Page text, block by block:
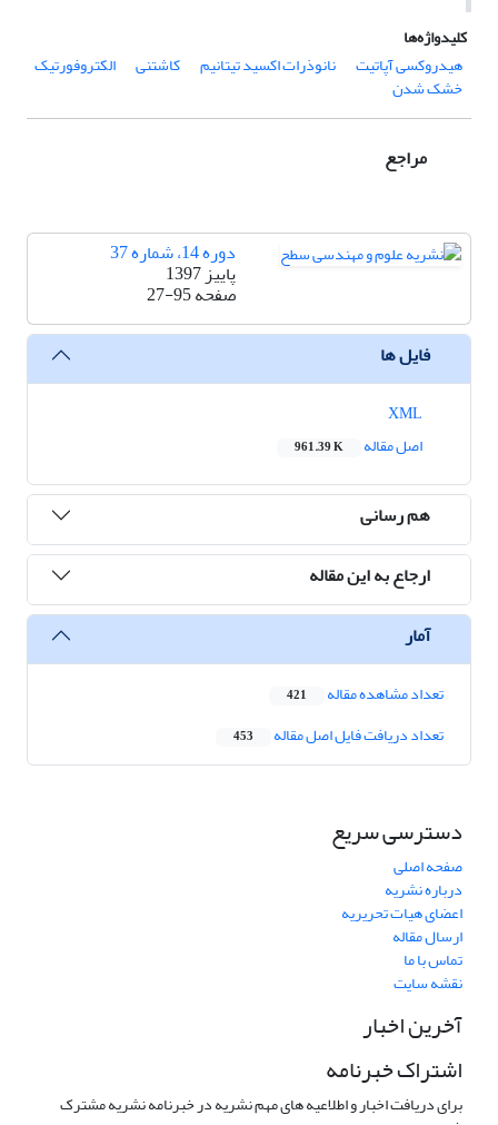
کلیدواژه‌ها
هیدروکسی آپاتیت
نانوذرات اکسید تیتانیم کاشتنی الکتروفورتیک
خشک شدن
مراجع
دوره 14، شماره 37
پاییز 1397
صفحه27-95
فایل ها
اصل مقاله
961.39 K
هم رسانی
ارجاع به این مقاله
آمار
تعداد مشاهده مقاله 421
تعداد دریافت فایل اصل مقاله 453
دسترسی سریع
صفحه اصلی
درباره نشریه
اعضای هیات تحریریه
ارسال مقاله
تماس با ما
نقشه سایت
آخرین اخبار
اشتراک خبرنامه
برای دریافت اخبار و اطلاعیه های مهم نشریه در خبرنامه نشریه مشترک